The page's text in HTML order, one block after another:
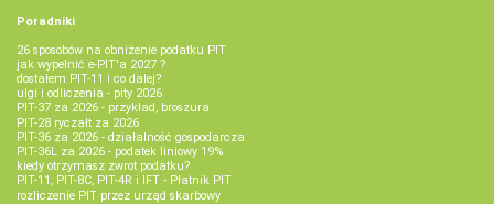
Poradniki
26 sposobów na obniżenie podatku PIT
jak wypełnić e-PIT'a 2027 ?
dostałem PIT-11 i co dalej?
ulgi i odliczenia - pity 2026
PIT-37 za 2026 - przykład, broszura
PIT-28 ryczałt za 2026
PIT-36 za 2026 - działalność gospodarcza
PIT-36L za 2026 - podatek liniowy 19%
kiedy otrzymasz zwrot podatku?
PIT-11, PIT-8C, PIT-4R i IFT - Płatnik PIT
rozliczenie PIT przez urząd skarbowy